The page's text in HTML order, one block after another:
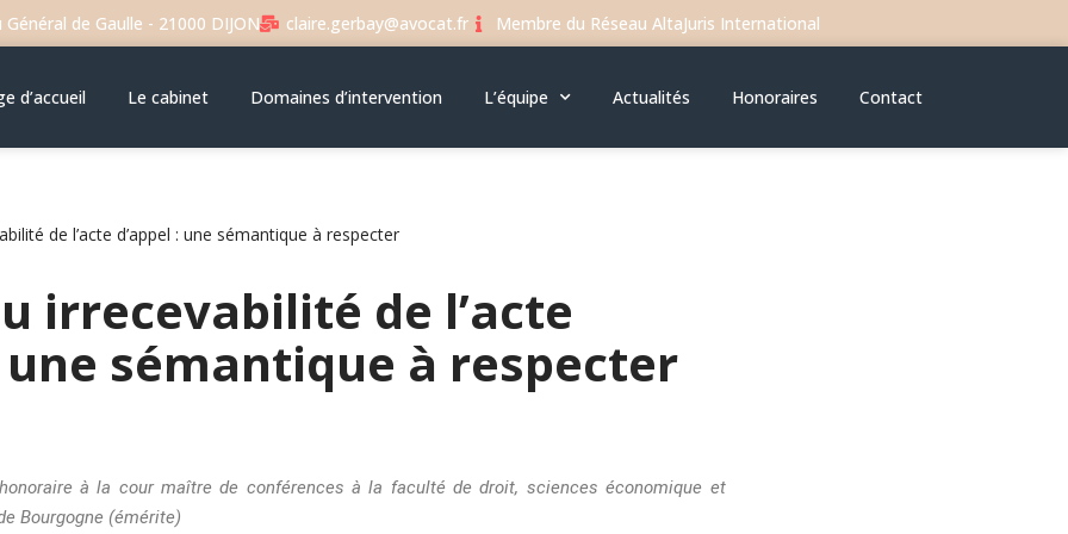
de Gaulle - 21000 DIJON claire.gerbay@avocat.fr Membre du Réseau AltaJuris International
d’accueil Le cabinet Domaines d’intervention L’équipe Actualités Honoraires Contact
de l’acte d’appel : une sémantique à respecter
irrecevabilité de l’acte
une sémantique à respecter
à la cour maître de conférences à la faculté de droit, sciences économique et
Bourgogne (émérite)